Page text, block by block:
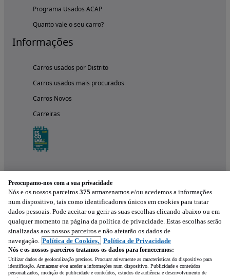
Programa Usados ACAP
Quanto vale o seu carro?
Informações
Carros usados por Distrito
Carros usados mais procurados
Carros Novos
Carreiras
Experimenta a aplicação
Preocupamo-nos com a sua privacidade
Nós e os nossos parceiros 375 armazenamos e/ou acedemos a informações
num dispositivo, tais como identificadores únicos em cookies para tratar
dados pessoais. Pode aceitar ou gerir as suas escolhas clicando abaixo ou em
qualquer momento na página da política de privacidade. Estas escolhas serão
sinalizadas aos nossos parceiros e não afetarão os dados de
navegação. Política de Cookies, Política de Privacidade
Nós e os nossos parceiros tratamos os dados para fornecermos:
Utilizar dados de geolocalização precisos. Procurar ativamente as características do dispositivo para
identificação. Armazenar e/ou aceder a informações num dispositivo. Publicidade e conteúdos
personalizados, medição de publicidade e conteúdos, estudos de audiência e desenvolvimento de